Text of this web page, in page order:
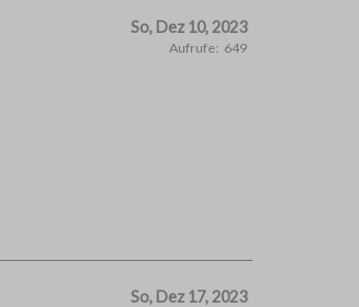
So, Dez 10, 2023
Aufrufe: 649
So, Dez 17, 2023